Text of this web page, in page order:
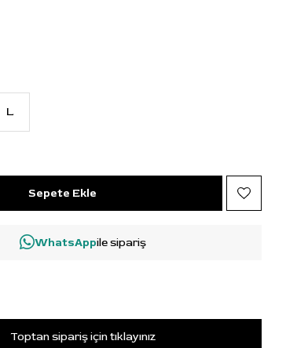
L
WhatsAppile sipariş
Toptan sipariş için tıklayınız